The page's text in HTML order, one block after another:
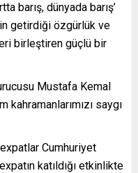
barış, dünyada barış’
getirdiği özgürlük ve
birleştiren güçlü bir
Mustafa Kemal
kahramanlarımızı saygı
Cumhuriyet
katıldığı etkinlikte